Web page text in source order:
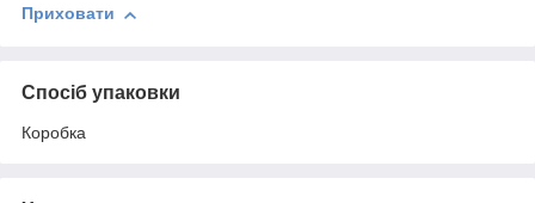
Приховати
Спосіб упаковки
Коробка